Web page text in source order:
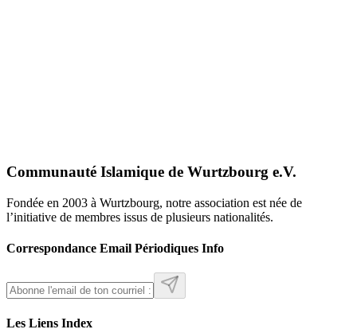
Communauté Islamique de Wurtzbourg e.V.
Fondée en 2003 à Wurtzbourg, notre association est née de
l’initiative de membres issus de plusieurs nationalités.
Correspondance Email Périodiques Info
Les Liens Index